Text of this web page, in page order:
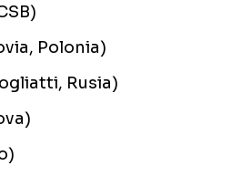
Polonia)
Rusia)